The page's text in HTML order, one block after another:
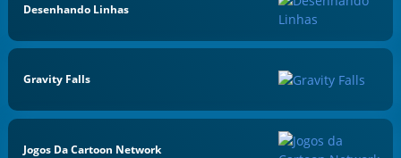
Desenhando Linhas
Gravity Falls
Jogos Da Cartoon Network